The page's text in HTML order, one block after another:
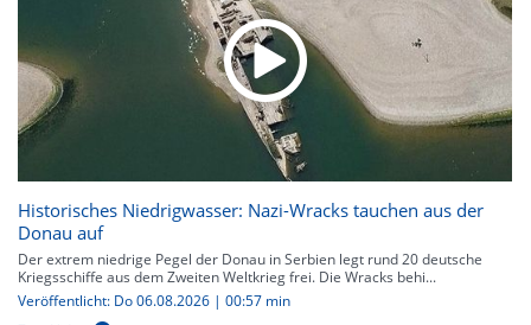
Historisches Niedrigwasser: Nazi-Wracks tauchen aus der
Donau auf
Der extrem niedrige Pegel der Donau in Serbien legt rund 20 deutsche
Kriegsschiffe aus dem Zweiten Weltkrieg frei. Die Wracks behi...
Veröffentlicht: Do 06.08.2026 | 00:57 min